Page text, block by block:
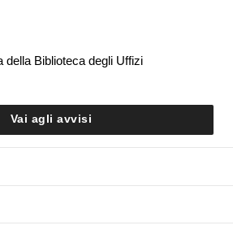
della Biblioteca degli Uffizi
Vai agli avvisi